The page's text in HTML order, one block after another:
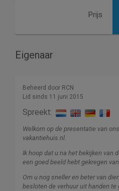
Prijs
Eigenaar
Beheerd door RCN
Lid sinds 11 juni 2015
Spreekt:
Welkom op de presentatie van
vakantiehuis.nl.
Ik hoop dat u na het bekijken van
een goed beeld hebt gekregen
Om u nog sneller en beter van
besloten de verhuur uit handen te